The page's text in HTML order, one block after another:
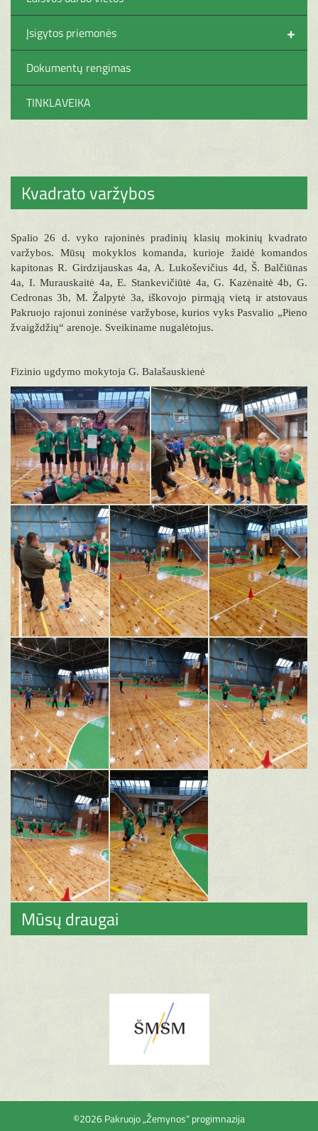
+
Įsigytos priemonės
Dokumentų rengimas
TINKLAVEIKA
Kvadrato varžybos
Spalio 26 d. vyko rajoninės pradinių klasių mokinių kvadrato
varžybos. Mūsų mokyklos komanda, kurioje žaidė komandos
kapitonas R. Girdzijauskas 4a, A. Lukoševičius 4d, Š. Balčiūnas
4a, I. Murauskaitė 4a, E. Stankevičiūtė 4a, G. Kazėnaitė 4b, G.
Cedronas 3b, M. Žalpytė 3a, iškovojo pirmąją vietą ir atstovaus
Pakruojo rajonui zoninėse varžybose, kurios vyks Pasvalio „Pieno
žvaigždžių“ arenoje. Sveikiname nugalėtojus.
Fizinio ugdymo mokytoja G. Balašauskienė
Mūsų draugai
©2026 Pakruojo „Žemynos“ progimnazija